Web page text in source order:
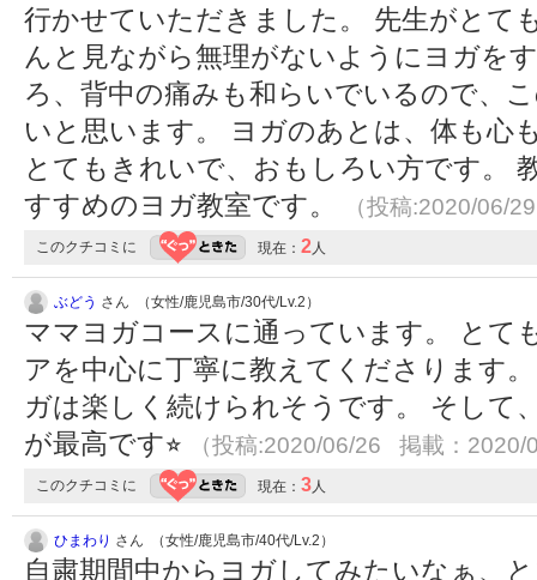
行かせていただきました。 先生がとて
んと見ながら無理がないようにヨガを
ろ、背中の痛みも和らいでいるので、
いと思います。 ヨガのあとは、体も心
とてもきれいで、おもしろい方です。
すすめのヨガ教室です。
（投稿:2020/06/
このクチコミに 現在： 2人
ぶどう さん （女性/鹿児島市/30代/Lv.2）
ママヨガコースに通っています。 とて
アを中心に丁寧に教えてくださります
ガは楽しく続けられそうです。 そして
が最高です⭐︎
（投稿:2020/06/26 掲載：2020/
このクチコミに 現在： 3人
ひまわり さん （女性/鹿児島市/40代/Lv.2）
自粛期間中からヨガしてみたいなぁ、